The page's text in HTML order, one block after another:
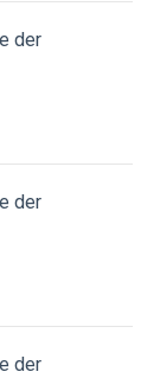
der
der
der